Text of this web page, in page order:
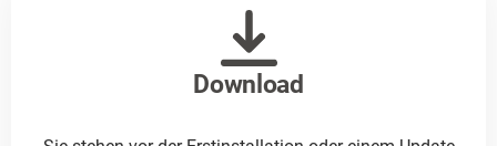
Download